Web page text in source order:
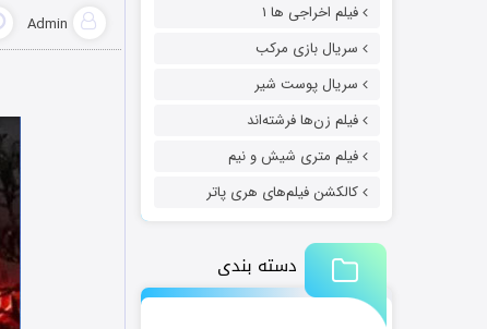
فیلم اخراجی ها ۱
سریال بازی مرکب
سریال پوست شیر
فیلم زن‌ها فرشته‌اند
فیلم متری شیش و نیم
کالکشن فیلم‌های هری پاتر
دسته بندی
Admin